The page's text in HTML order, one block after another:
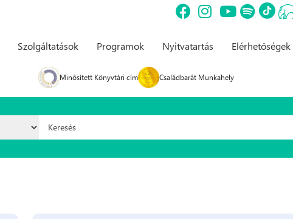
Szolgáltatások Programok Nyitvatartás Elérhetőségek
Minősített Könyvtári cím Családbarát Munkahely
Keresés űrlap